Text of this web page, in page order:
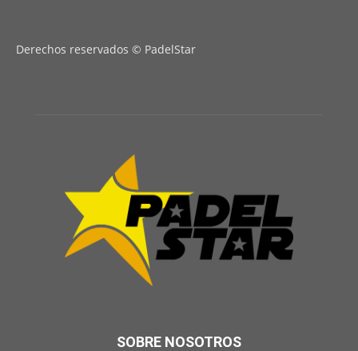
Derechos reservados © PadelStar
SOBRE NOSOTROS